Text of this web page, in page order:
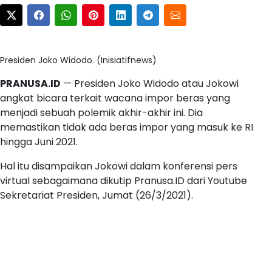
Presiden Joko Widodo. (Inisiatifnews)
PRANUSA.ID — Presiden Joko Widodo atau Jokowi
angkat bicara terkait wacana impor beras yang
menjadi sebuah polemik akhir-akhir ini. Dia
memastikan tidak ada beras impor yang masuk ke RI
hingga Juni 2021.
Hal itu disampaikan Jokowi dalam konferensi pers
virtual sebagaimana dikutip Pranusa.ID dari Youtube
Sekretariat Presiden, Jumat (26/3/2021).